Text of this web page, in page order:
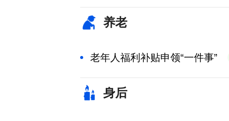
养老
老年人福利补贴申领“一件事”
身后